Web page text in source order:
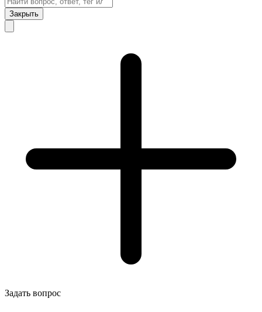
Закрыть
Задать вопрос